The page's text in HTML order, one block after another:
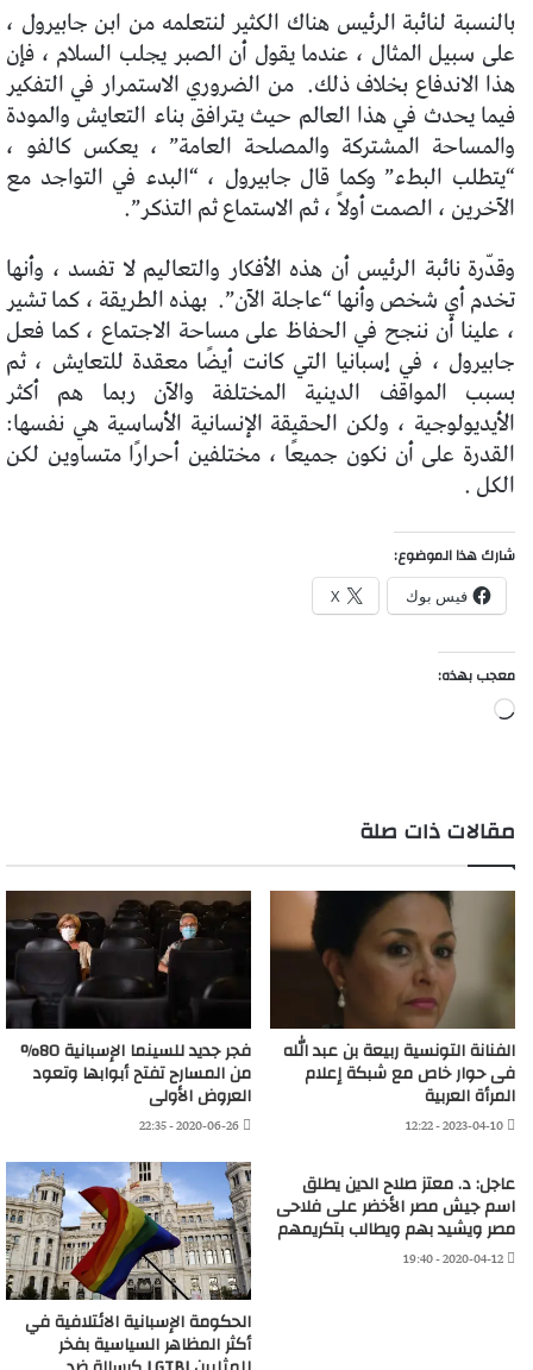
بالنسبة لنائبة الرئيس هناك الكثير لنتعلمه من ابن جابيرول ،
على سبيل المثال ، عندما يقول أن الصبر يجلب السلام ، فإن
هذا الاندفاع بخلاف ذلك. من الضروري الاستمرار في التفكير
فيما يحدث في هذا العالم حيث يترافق بناء التعايش والمودة
والمساحة المشتركة والمصلحة العامة” ، يعكس كالفو ،
“يتطلب البطء” وكما قال جابيرول ، “البدء في التواجد مع
الآخرين ، الصمت أولاً ، ثم الاستماع ثم التذكر”.
وقدّرة نائبة الرئيس أن هذه الأفكار والتعاليم لا تفسد ، وأنها
تخدم أي شخص وأنها “عاجلة الآن”. بهذه الطريقة ، كما تشير
، علينا أن ننجح في الحفاظ على مساحة الاجتماع ، كما فعل
جابيرول ، في إسبانيا التي كانت أيضًا معقدة للتعايش ، ثم
بسبب المواقف الدينية المختلفة والآن ربما هم أكثر
الأيديولوجية ، ولكن الحقيقة الإنسانية الأساسية هي نفسها:
القدرة على أن نكون جميعًا ، مختلفين أحرارًا متساوين لكن
الكل .
شارك هذا الموضوع:
فيس بوك X
معجب بهذه:
جاري
مقالات ذات صلة
الفنانة التونسية ربيعة بن عبد الله
فى حوار خاص مع شبكة إعلام
المرأة العربية
2023-04-10 - 12:22
فجر جديد للسينما الإسبانية 80%
من المسارح تفتح أبوابها وتعود
العروض الأولى
2020-06-26 - 22:35
عاجل: د. معتز صلاح الدين يطلق
اسم جيش مصر الأخضر على فلاحى
مصر ويشيد بهم ويطالب بتكريمهم
2020-04-12 - 19:40
الحكومة الإسبانية الائتلافية في
أكثر المظاهر السياسية بفخر